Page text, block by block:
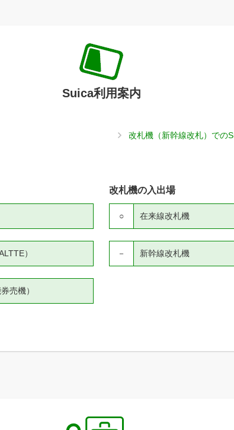
Suica利用案内
改札機（新幹線改札）での
）
売機）
改札機の入出場
在来線改札機
○
新幹線改札機
－